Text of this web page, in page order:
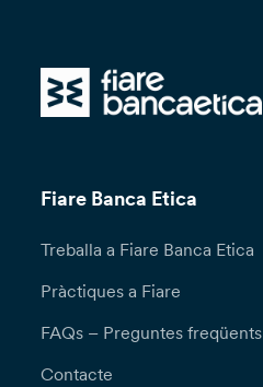
Fiare Banca Etica
Treballa a Fiare Banca Etica
Pràctiques a Fiare
FAQs – Preguntes freqüents
Contacte